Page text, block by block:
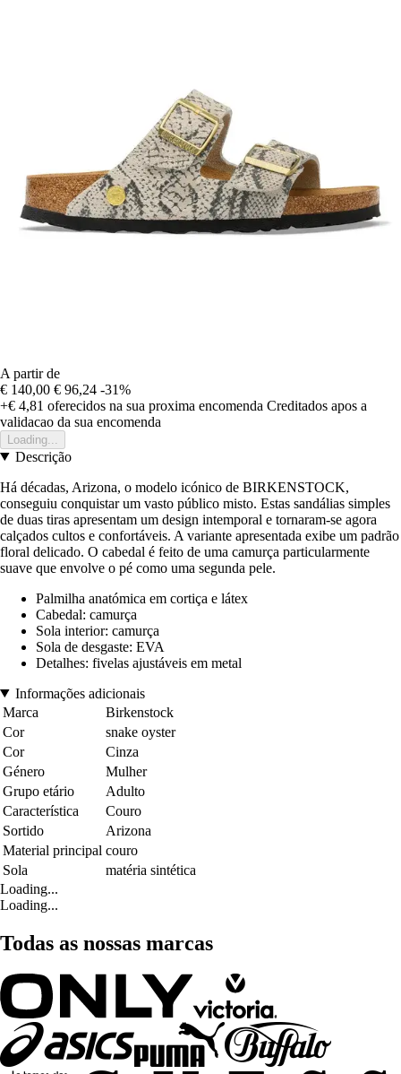
A partir de
€ 140,00 € 96,24 -31%
+€ 4,81 oferecidos na sua proxima encomenda Creditados apos a
validacao da sua encomenda
Loading...
Descrição
Há décadas, Arizona, o modelo icónico de BIRKENSTOCK,
conseguiu conquistar um vasto público misto. Estas sandálias simples
de duas tiras apresentam um design intemporal e tornaram-se agora
calçados cultos e confortáveis. A variante apresentada exibe um padrão
floral delicado. O cabedal é feito de uma camurça particularmente
suave que envolve o pé como uma segunda pele.
Palmilha anatómica em cortiça e látex
Cabedal: camurça
Sola interior: camurça
Sola de desgaste: EVA
Detalhes: fivelas ajustáveis em metal
Informações adicionais
Marca
Birkenstock
Cor
snake oyster
Cor
Cinza
Género
Mulher
Grupo etário
Adulto
Característica
Couro
Sortido
Arizona
Material principal couro
Sola
matéria sintética
Loading...
Loading...
Todas as nossas marcas